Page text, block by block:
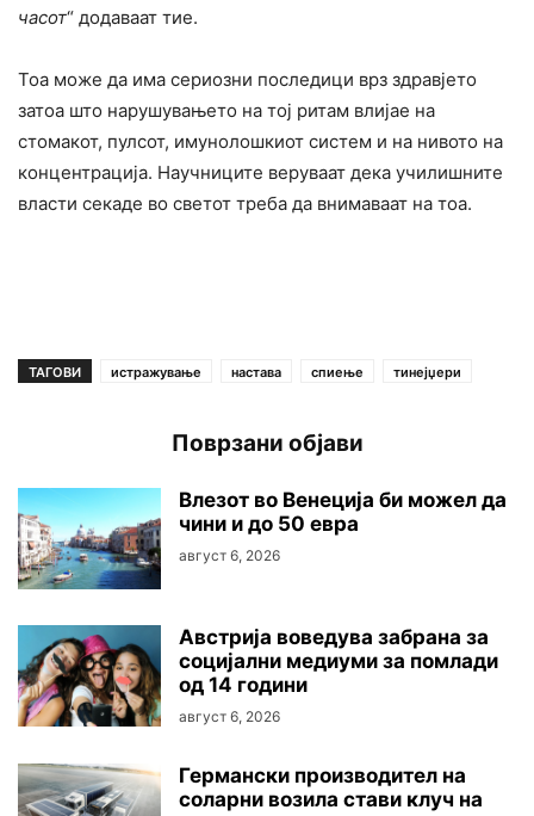
часот“ додаваат тие.
Тоа може да има сериозни последици врз здравјето
затоа што нарушувањето на тој ритам влијае на
стомакот, пулсот, имунолошкиот систем и на нивото на
концентрација. Научниците веруваат дека училишните
власти секаде во светот треба да внимаваат на тоа.
ТАГОВИ истражување настава спиење тинејџери
Поврзани објави
Влезот во Венеција би можел да
чини и до 50 евра
август 6, 2026
Австриjа воведува забрана за
социјални медиуми за помлади
од 14 години
август 6, 2026
Германски производител на
соларни возила стави клуч на